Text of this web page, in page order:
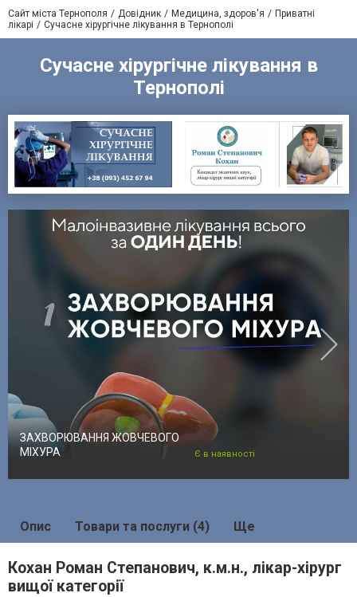
Сайт міста Тернополя Довідник Медицина, здоров'я
Приватні
лікарі
Сучасне хірургічне лікування в Тернополі
Сучасне хірургічне лікування в
Тернополі
ЗАХВОРЮВАННЯ ЖОВЧЕВОГО
МІХУРА
Є в наявності
Опис Товари та послуги (4) Ще
Кохан Роман Степанович, к.м.н., лікар-хірург
вищої категорії